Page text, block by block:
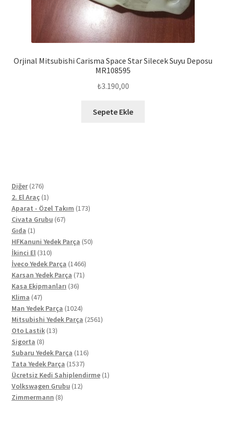
Orjinal Mitsubishi Carisma Space Star Silecek Suyu Deposu
MR108595
₺3.190,00
Sepete Ekle
Diğer 276276
ürün
2. El Araç 11
ürün
Aparat - Özel Takım 173173
Civata Grubu 6767
Gıda 11
ürün
HFKanuni Yedek Parça 5050
İkinci El 310310
ürün
İveco Yedek Parça 14661466
ürün
Karsan Yedek Parça 7171
Kasa Ekipmanları 3636
Klima 4747
ürün
Man Yedek Parça 10241024
ürün
Mitsubishi Yedek Parça 25612561
Oto Lastik 1313
Sigorta 88
ürün
Subaru Yedek Parça 116116
Tata Yedek Parça 15371537
ürün
Ücretsiz Kedi Sahiplendirme 11
Volkswagen Grubu 1212
Zimmermann 88